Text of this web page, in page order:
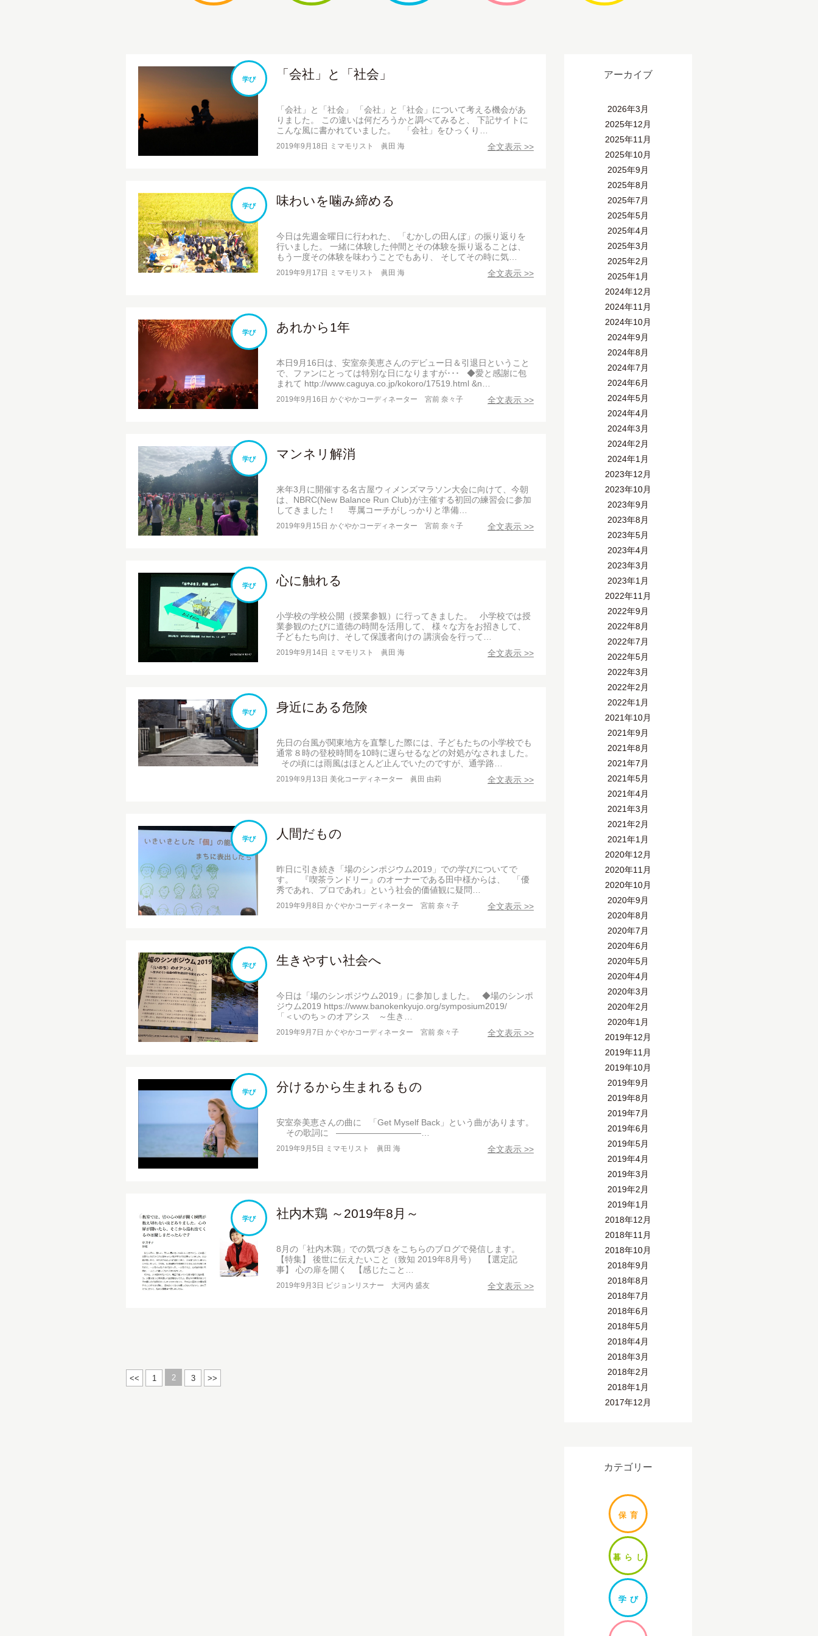
学び 「会社」と「社会」
「会社」と「社会」 「会社」と「社会」について考える機会があ
りました。 この違いは何だろうかと調べてみると、 下記サイトに
こんな風に書かれていました。 「会社」をひっくり…
2019年9月18日 ミマモリスト 眞田 海 全文表示 >>
学び 味わいを噛み締める
今日は先週金曜日に行われた、 「むかしの田んぼ」の振り返りを
行いました。 一緒に体験した仲間とその体験を振り返ることは、
もう一度その体験を味わうことでもあり、 そしてその時に気…
2019年9月17日 ミマモリスト 眞田 海 全文表示 >>
学び あれから1年
本日9月16日は、安室奈美恵さんのデビュー日＆引退日ということ
で、ファンにとっては特別な日になりますが･･･ ◆愛と感謝に包
まれて http://www.caguya.co.jp/kokoro/17519.html &n…
2019年9月16日 かぐやかコーディネーター 宮前 奈々子 全文表示 >>
学び マンネリ解消
来年3月に開催する名古屋ウィメンズマラソン大会に向けて、今朝
は、NBRC(New Balance Run Club)が主催する初回の練習会に参加
してきました！ 専属コーチがしっかりと準備…
2019年9月15日 かぐやかコーディネーター 宮前 奈々子 全文表示 >>
学び 心に触れる
小学校の学校公開（授業参観）に行ってきました。 小学校では授
業参観のたびに道徳の時間を活用して、 様々な方をお招きして、
子どもたち向け、そして保護者向けの 講演会を行って…
2019年9月14日 ミマモリスト 眞田 海 全文表示 >>
学び 身近にある危険
先日の台風が関東地方を直撃した際には、子どもたちの小学校でも
通常８時の登校時間を10時に遅らせるなどの対処がなされました。
その頃には雨風はほとんど止んでいたのですが、通学路…
2019年9月13日 美化コーディネーター 眞田 由莉 全文表示 >>
学び 人間だもの
昨日に引き続き「場のシンポジウム2019」での学びについてで
す。 『喫茶ランドリー』のオーナーである田中様からは、 「優
秀であれ、プロであれ」という社会的価値観に疑問…
2019年9月8日 かぐやかコーディネーター 宮前 奈々子 全文表示 >>
学び 生きやすい社会へ
今日は「場のシンポジウム2019」に参加しました。 ◆場のシンポ
ジウム2019 https://www.banokenkyujo.org/symposium2019/
「＜いのち＞のオアシス ～生き…
2019年9月7日 かぐやかコーディネーター 宮前 奈々子 全文表示 >>
学び 分けるから生まれるもの
安室奈美恵さんの曲に 「Get Myself Back」という曲があります。
その歌詞に ——————————…
2019年9月5日 ミマモリスト 眞田 海 全文表示 >>
学び 社内木鶏 ～2019年8月～
8月の「社内木鶏」での気づきをこちらのブログで発信します。
【特集】 後世に伝えたいこと（致知 2019年8月号） 【選定記
事】 心の扉を開く 【感じたこと…
2019年9月3日 ビジョンリスナー 大河内 盛友 全文表示 >>
<< 1 2 3 >>
アーカイブ
2026年3月
2025年12月
2025年11月
2025年10月
2025年9月
2025年8月
2025年7月
2025年5月
2025年4月
2025年3月
2025年2月
2025年1月
2024年12月
2024年11月
2024年10月
2024年9月
2024年8月
2024年7月
2024年6月
2024年5月
2024年4月
2024年3月
2024年2月
2024年1月
2023年12月
2023年10月
2023年9月
2023年8月
2023年5月
2023年4月
2023年3月
2023年1月
2022年11月
2022年9月
2022年8月
2022年7月
2022年5月
2022年3月
2022年2月
2022年1月
2021年10月
2021年9月
2021年8月
2021年7月
2021年5月
2021年4月
2021年3月
2021年2月
2021年1月
2020年12月
2020年11月
2020年10月
2020年9月
2020年8月
2020年7月
2020年6月
2020年5月
2020年4月
2020年3月
2020年2月
2020年1月
2019年12月
2019年11月
2019年10月
2019年9月
2019年8月
2019年7月
2019年6月
2019年5月
2019年4月
2019年3月
2019年2月
2019年1月
2018年12月
2018年11月
2018年10月
2018年9月
2018年8月
2018年7月
2018年6月
2018年5月
2018年4月
2018年3月
2018年2月
2018年1月
2017年12月
カテゴリー
保 育
暮ら し
学 び